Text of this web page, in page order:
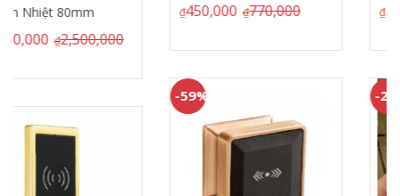
₫450,000 ₫770,000 ₫2,000,000 ₫